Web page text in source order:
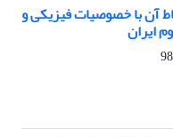
آن با خصوصیات فیزیکی و
ایران